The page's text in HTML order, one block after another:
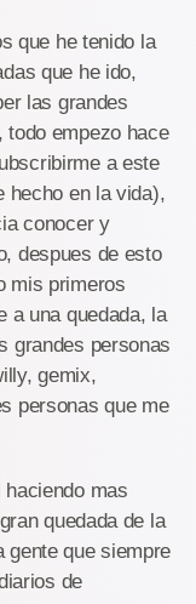
que he tenido la
que he ido,
las grandes
todo empezo hace
a este
hecho en la vida),
conocer y
despues de esto
mis primeros
a una quedada, la
grandes personas
gemix,
personas que me
mas
quedada de la
gente que siempre
de